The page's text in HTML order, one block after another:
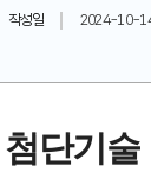
작성일
2024-10-
단기술